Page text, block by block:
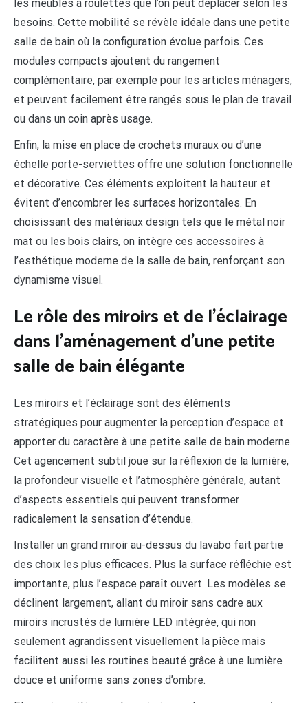
les meubles à roulettes que l’on peut déplacer selon les
besoins. Cette mobilité se révèle idéale dans une petite
salle de bain où la configuration évolue parfois. Ces
modules compacts ajoutent du rangement
complémentaire, par exemple pour les articles ménagers,
et peuvent facilement être rangés sous le plan de travail
ou dans un coin après usage.
Enfin, la mise en place de crochets muraux ou d’une
échelle porte-serviettes offre une solution fonctionnelle
et décorative. Ces éléments exploitent la hauteur et
évitent d’encombrer les surfaces horizontales. En
choisissant des matériaux design tels que le métal noir
mat ou les bois clairs, on intègre ces accessoires à
l’esthétique moderne de la salle de bain, renforçant son
dynamisme visuel.
Le rôle des miroirs et de l’éclairage
dans l’aménagement d’une petite
salle de bain élégante
Les miroirs et l’éclairage sont des éléments
stratégiques pour augmenter la perception d’espace et
apporter du caractère à une petite salle de bain moderne.
Cet agencement subtil joue sur la réflexion de la lumière,
la profondeur visuelle et l’atmosphère générale, autant
d’aspects essentiels qui peuvent transformer
radicalement la sensation d’étendue.
Installer un grand miroir au-dessus du lavabo fait partie
des choix les plus efficaces. Plus la surface réfléchie est
importante, plus l’espace paraît ouvert. Les modèles se
déclinent largement, allant du miroir sans cadre aux
miroirs incrustés de lumière LED intégrée, qui non
seulement agrandissent visuellement la pièce mais
facilitent aussi les routines beauté grâce à une lumière
douce et uniforme sans zones d’ombre.